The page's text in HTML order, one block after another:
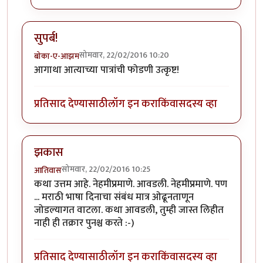
सुपर्ब!
बोका-ए-आझमसोमवार, 22/02/2016 10:20
आगाथा आत्याच्या पात्रांची फोडणी उत्कृष्ट!
प्रतिसाद देण्यासाठीलॉग इन कराकिंवासदस्य व्हा
झकास
आतिवाससोमवार, 22/02/2016 10:25
कथा उत्तम आहे. नेहमीप्रमाणे. आवडली. नेहमीप्रमाणे. पण
... मराठी भाषा दिनाचा संबंध मात्र ओढूनताणून
जोडल्यागत वाटला. कथा आवडली, तुम्ही जास्त लिहीत
नाही ही तक्रार पुनश्च करते :-)
प्रतिसाद देण्यासाठीलॉग इन कराकिंवासदस्य व्हा